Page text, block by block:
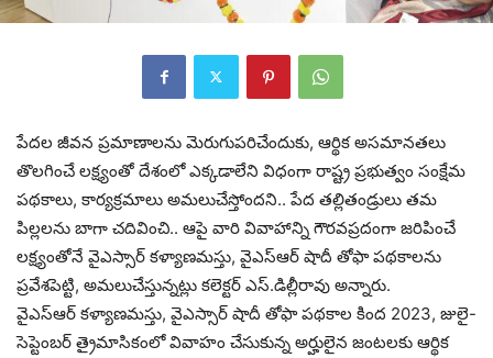
పేద‌ల జీవ‌న ప్ర‌మాణాల‌ను మెరుగుప‌రిచేందుకు, ఆర్థిక అస‌మాన‌త‌లు
తొల‌గించే ల‌క్ష్యంతో దేశంలో ఎక్క‌డాలేని విధంగా రాష్ట్ర ప్ర‌భుత్వం సంక్షేమ
ప‌థ‌కాలు, కార్య‌క్ర‌మాలు అమ‌లుచేస్తోందని.. పేద త‌ల్లితండ్రులు త‌మ
పిల్ల‌ల‌ను బాగా చ‌దివించి.. ఆపై వారి వివాహాన్ని గౌర‌వప్ర‌దంగా జ‌రిపించే
ల‌క్ష్యంతోనే వైఎస్సార్ క‌ళ్యాణ‌మ‌స్తు, వైఎస్ఆర్ షాదీ తోఫా ప‌థ‌కాల‌ను
ప్ర‌వేశ‌పెట్టి, అమ‌లుచేస్తున్న‌ట్లు క‌లెక్ట‌ర్ ఎస్‌.డిల్లీరావు అన్నారు.
వైఎస్ఆర్ క‌ళ్యాణ‌మ‌స్తు, వైఎస్సార్ షాదీ తోఫా ప‌థ‌కాల కింద 2023, జులై-
సెప్టెంబ‌ర్ త్రైమాసికంలో వివాహం చేసుకున్న అర్హులైన జంటల‌కు ఆర్థిక